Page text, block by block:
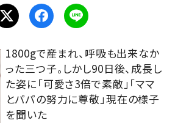
1800gで産まれ、呼吸も出来なか
った三つ子。しかし90日後、成長し
た姿に「可愛さ3倍で素敵」「ママ
とパパの努力に尊敬」現在の様子
を聞いた